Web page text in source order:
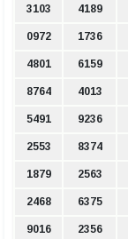
3103 4189
0972 1736
4801 6159
8764 4013
5491 9236
2553 8374
1879 2563
2468 6375
9016 2356